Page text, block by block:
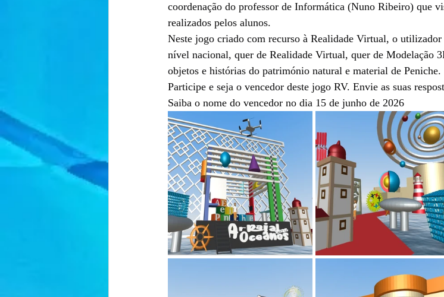
coordenação do professor de Informática (Nuno Ribeiro) que
realizados pelos alunos.
Neste jogo criado com recurso à Realidade Virtual, o
nível nacional, quer de Realidade Virtual, quer de Modelação
objetos e histórias do património natural e material de Peniche.
Participe e seja o vencedor deste jogo RV. Envie as suas
Saiba o nome do vencedor no dia 15 de junho de 2026